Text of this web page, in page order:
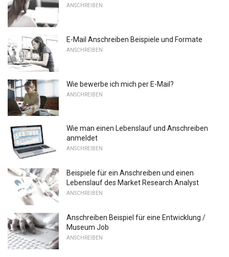
ANSCHREIBEN
E-Mail Anschreiben Beispiele und Formate
ANSCHREIBEN
Wie bewerbe ich mich per E-Mail?
ANSCHREIBEN
Wie man einen Lebenslauf und Anschreiben
anmeldet
ANSCHREIBEN
Beispiele für ein Anschreiben und einen
Lebenslauf des Market Research Analyst
ANSCHREIBEN
Anschreiben Beispiel für eine Entwicklung /
Museum Job
ANSCHREIBEN